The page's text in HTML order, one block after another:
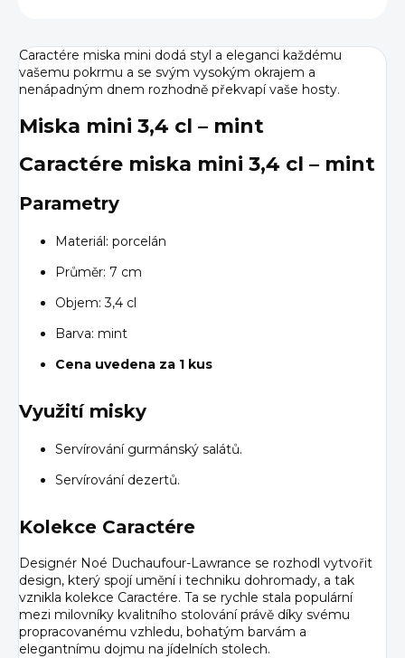
Caractére miska mini dodá styl a eleganci každému
vašemu pokrmu a se svým vysokým okrajem a
nenápadným dnem rozhodně překvapí vaše hosty.
Miska mini 3,4 cl – mint
Caractére miska mini 3,4 cl – mint
Parametry
Materiál: porcelán
Průměr: 7 cm
Objem: 3,4 cl
Barva: mint
Cena uvedena za 1 kus
Využití misky
Servírování gurmánský salátů.
Servírování dezertů.
Kolekce Caractére
Designér Noé Duchaufour-Lawrance se rozhodl vytvořit
design, který spojí umění i techniku dohromady, a tak
vznikla kolekce Caractére. Ta se rychle stala populární
mezi milovníky kvalitního stolování právě díky svému
propracovanému vzhledu, bohatým barvám a
elegantnímu dojmu na jídelních stolech.